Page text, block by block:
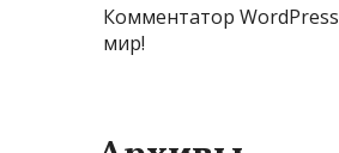
Комментатор WordPress
мир!